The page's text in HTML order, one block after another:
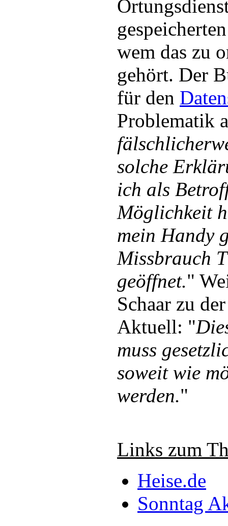
wem das zu
gehört. Der
für den
Problematik
solche
ich als
Möglichkeit
mein Handy
Missbrauch
geöffnet."
Schaar zu
Aktuell: "
muss
soweit wie
werden."
Links zum
Heise.de
Sonntag